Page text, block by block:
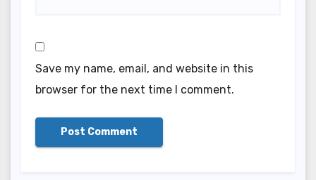
Save my name, email, and website in this
browser for the next time I comment.